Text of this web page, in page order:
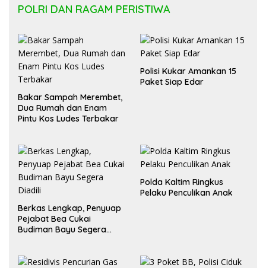
POLRI DAN RAGAM PERISTIWA
Bakar Sampah Merembet,
Dua Rumah dan Enam
Pintu Kos Ludes Terbakar
Polisi Kukar Amankan 15
Paket Siap Edar
Berkas Lengkap, Penyuap
Pejabat Bea Cukai
Budiman Bayu Segera
Polda Kaltim Ringkus
Pelaku Penculikan Anak